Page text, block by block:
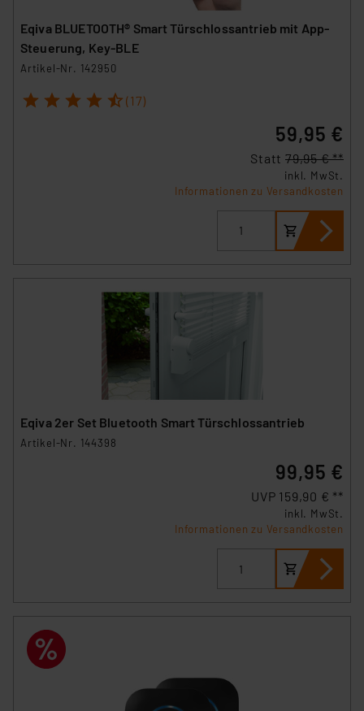
Eqiva BLUETOOTH® Smart Türschlossantrieb mit App-
Steuerung, Key-BLE
Artikel-Nr. 142950
1 2 3 4 5 (17)
59,95 €
Statt 79,95 € **
inkl. MwSt.
Informationen zu Versandkosten
Eqiva 2er Set Bluetooth Smart Türschlossantrieb
Artikel-Nr. 144398
99,95 €
UVP 159,90 € **
inkl. MwSt.
Informationen zu Versandkosten